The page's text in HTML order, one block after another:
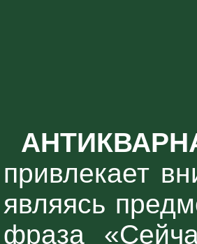
привлекает
являясь
фраза